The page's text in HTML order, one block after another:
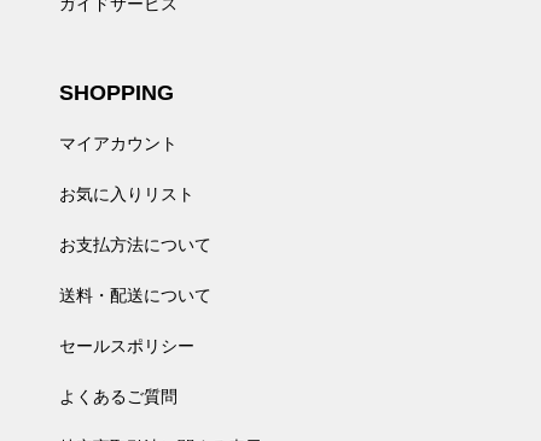
SHOPPING
マイアカウント
お気に入りリスト
お支払方法について
送料・配送について
セールスポリシー
よくあるご質問